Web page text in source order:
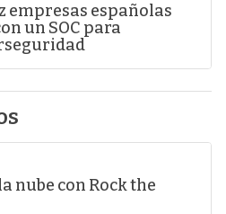
empresas españolas
un SOC para
nube con Rock the